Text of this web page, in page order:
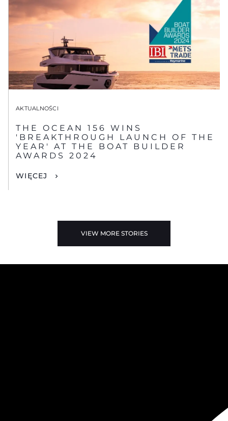
AKTUALNOŚCI
THE OCEAN 156 WINS
'BREAKTHROUGH LAUNCH OF THE
YEAR' AT THE BOAT BUILDER
AWARDS 2024
WIĘCEJ
VIEW MORE STORIES